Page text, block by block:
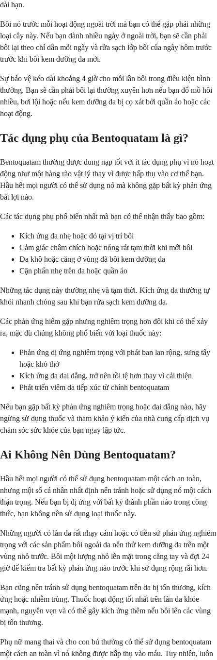
dài hạn.
Bôi nó trước mỗi hoạt động ngoài trời mà bạn có thể gặp phải những
loại cây này. Nếu bạn dành nhiều ngày ở ngoài trời, bạn sẽ cần phải
bôi lại theo chỉ dẫn mỗi ngày và rửa sạch lớp bôi của ngày hôm trước
trước khi bôi kem dưỡng da mới.
Sự bảo vệ kéo dài khoảng 4 giờ cho mỗi lần bôi trong điều kiện bình
thường. Bạn sẽ cần phải bôi lại thường xuyên hơn nếu bạn đổ mồ hôi
nhiều, bơi lội hoặc nếu kem dưỡng da bị cọ xát bởi quần áo hoặc các
hoạt động.
Tác dụng phụ của Bentoquatam là gì?
Bentoquatam thường được dung nạp tốt với ít tác dụng phụ vì nó hoạt
động như một hàng rào vật lý thay vì được hấp thụ vào cơ thể bạn.
Hầu hết mọi người có thể sử dụng nó mà không gặp bất kỳ phản ứng
bất lợi nào.
Các tác dụng phụ phổ biến nhất mà bạn có thể nhận thấy bao gồm:
Kích ứng da nhẹ hoặc đỏ tại vị trí bôi
Cảm giác châm chích hoặc nóng rát tạm thời khi mới bôi
Da khô hoặc căng ở vùng đã bôi kem dưỡng da
Cặn phấn nhẹ trên da hoặc quần áo
Những tác dụng này thường nhẹ và tạm thời. Kích ứng da thường tự
khỏi nhanh chóng sau khi bạn rửa sạch kem dưỡng da.
Các phản ứng hiếm gặp nhưng nghiêm trọng hơn đôi khi có thể xảy
ra, mặc dù chúng không phổ biến với loại thuốc này:
Phản ứng dị ứng nghiêm trọng với phát ban lan rộng, sưng tấy
hoặc khó thở
Kích ứng da dai dẳng, trở nên tồi tệ hơn thay vì cải thiện
Phát triển viêm da tiếp xúc từ chính bentoquatam
Nếu bạn gặp bất kỳ phản ứng nghiêm trọng hoặc dai dẳng nào, hãy
ngừng sử dụng thuốc và tham khảo ý kiến của nhà cung cấp dịch vụ
chăm sóc sức khỏe của bạn ngay lập tức.
Ai Không Nên Dùng Bentoquatam?
Hầu hết mọi người có thể sử dụng bentoquatam một cách an toàn,
nhưng một số cá nhân nhất định nên tránh hoặc sử dụng nó một cách
thận trọng. Nếu bạn bị dị ứng với bất kỳ thành phần nào trong công
thức, bạn không nên sử dụng loại thuốc này.
Những người có làn da rất nhạy cảm hoặc có tiền sử phản ứng nghiêm
trọng với các sản phẩm bôi ngoài da nên thử kem dưỡng da trên một
vùng nhỏ trước. Bôi một lượng nhỏ lên mặt trong cẳng tay và đợi 24
giờ để kiểm tra bất kỳ phản ứng nào trước khi sử dụng rộng rãi hơn.
Bạn cũng nên tránh sử dụng bentoquatam trên da bị tổn thương, kích
ứng hoặc nhiễm trùng. Thuốc hoạt động tốt nhất trên làn da khỏe
mạnh, nguyên vẹn và có thể gây kích ứng thêm nếu bôi lên các vùng
bị tổn thương.
Phụ nữ mang thai và cho con bú thường có thể sử dụng bentoquatam
một cách an toàn vì nó không được hấp thụ vào máu. Tuy nhiên, luôn